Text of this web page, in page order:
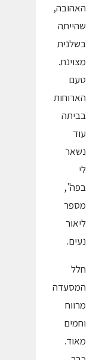
האהובה,
שהייתה
בשלנית
מצוינת.
טעם
הארוחות
בביתה
עוד
נשאר
לי
בפה",
מספר
ליאור
נעים.
חלל
המסעדה
מרווח
וחמים
מאוד.